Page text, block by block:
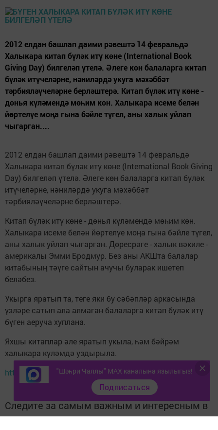
2012 елдан башлап даими рәвештә 14 февральдә
Халыкара китап бүләк итү көне (International Book
Giving Day) билгеләп үтелә. Әлеге көн балаларга китап
бүләк итүчеләрне, нәниләрдә укуга мәхәббәт
тәрбияләүчеләрне берләштерә. Китап бүләк итү көне -
дөнья күләмендә мөһим көн. Халыкара исеме белән
йөртелүе моңа гына бәйле түгел, аны халык уйлап
чыгарган....
2012 елдан башлап даими рәвештә 14 февральдә
Халыкара китап бүләк итү көне (International Book Giving
Day) билгеләп үтелә. Әлеге көн балаларга китап бүләк
итүчеләрне, нәниләрдә укуга мәхәббәт
тәрбияләүчеләрне берләштерә.
Китап бүләк итү көне - дөнья күләмендә мөһим көн.
Халыкара исеме белән йөртелүе моңа гына бәйле түгел,
аны халык уйлап чыгарган. Дөресрәге - халык вәкиле -
америкалы Эмми Бродмур. Без аны АКШта балалар
китабының тәүге сайтын ачучы буларак ишетеп
беләбез.
Укырга яратып та, теге яки бу сәбәпләр аркасында
үзләре сатып ала алмаган балаларга китап бүләк итү
бүген аеруча хуплана.
Яхшы китаплар әле яратып укыла, һәм бәйрәм
халыкара күләмдә уздырыла.
http://tatar-inform.tatar/news/2018/02/14/157978/
Следите за самым важным и интересным в
Telegram-каналеТатмедиа
"Шәһри Чаллы" MAX каналына язылыгыз!
Подписаться